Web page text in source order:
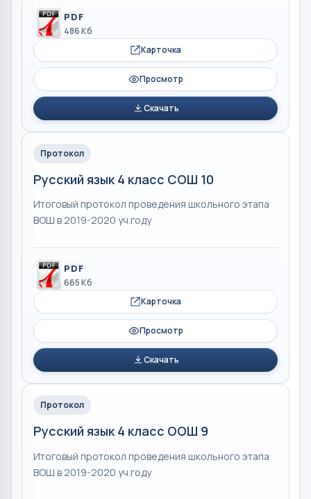
PDF
486 Кб
Карточка
Просмотр
Скачать
Протокол
Русский язык 4 класс СОШ 10
Итоговый протокол проведения школьного этапа
ВОШ в 2019-2020 уч.году
PDF
665 Кб
Карточка
Просмотр
Скачать
Протокол
Русский язык 4 класс ООШ 9
Итоговый протокол проведения школьного этапа
ВОШ в 2019-2020 уч.году